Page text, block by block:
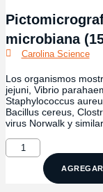
microbiana
Carolina Science
Los organismos
jejuni, Vibrio
Staphylococcus
Bacillus cereus,
virus Norwalk y
Pictomicrografía
de
intoxicación
alimentaria